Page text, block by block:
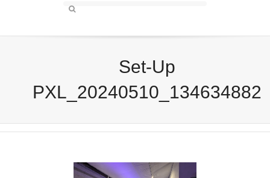
Set-Up
PXL_20240510_134634882